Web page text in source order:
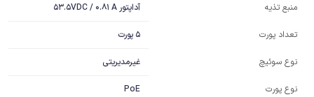
منبع تذیه آداپتور 53.5VDC / 0.81 A
تعداد پورت 5 پورت
نوع سوئیچ غیرمدیریتی
نوع پورت PoE